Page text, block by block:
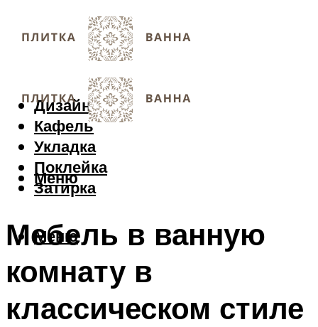
Дизайн
Кафель
Укладка
Поклейка
Затирка
Меню
Меню
Мебель в ванную
комнату в
классическом стиле